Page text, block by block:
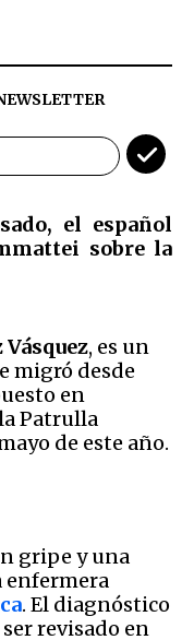
el español
sobre la
, es un
migró desde
en
Patrulla
de este año.
gripe y una
enfermera
. El diagnóstico
revisado en